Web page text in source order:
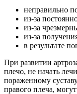
неправильно
из-за
из-за
из-за
в результате
При развитии
плечо, не начать
пораженному
правого плеча,